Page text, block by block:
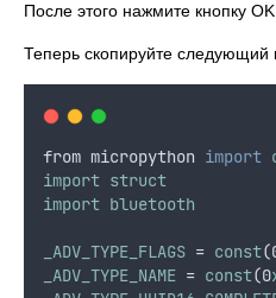
После этого нажмите кнопку
Теперь скопируйте следующий
from micropython import
import struct
import bluetooth
_ADV_TYPE_FLAGS = const
_ADV_TYPE_NAME = const(0